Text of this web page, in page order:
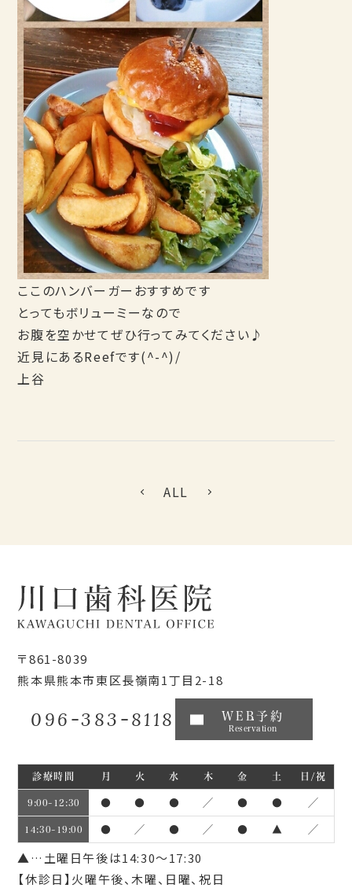
ここのハンバーガーおすすめです
とってもボリューミーなので
お腹を空かせてぜひ行ってみてください♪
近見にあるReefです(^-^)/
上谷
ALL
〒861-8039
熊本県熊本市東区長嶺南1丁目2-18
096-383-8118 WEB予約
Reservation
診療時間 月 火 水 木 金 土 日/祝
9:00~12:30 ● ● ● ／ ● ● ／
14:30~19:00 ● ／ ● ／ ● ▲ ／
▲…土曜日午後は14:30～17:30
【休診日】火曜午後、木曜、日曜、祝日